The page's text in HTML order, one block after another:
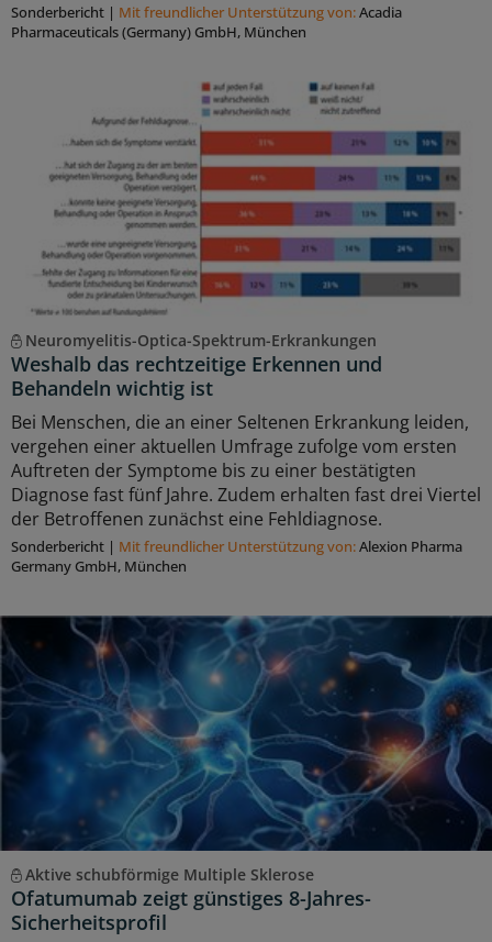
Sonderbericht | Mit freundlicher Unterstützung von:Acadia
Pharmaceuticals (Germany) GmbH, München
Neuromyelitis-Optica-Spektrum-Erkrankungen
Weshalb das rechtzeitige Erkennen und
Behandeln wichtig ist
Bei Menschen, die an einer Seltenen Erkrankung leiden,
vergehen einer aktuellen Umfrage zufolge vom ersten
Auftreten der Symptome bis zu einer bestätigten
Diagnose fast fünf Jahre. Zudem erhalten fast drei Viertel
der Betroffenen zunächst eine Fehldiagnose.
Sonderbericht | Mit freundlicher Unterstützung von:Alexion Pharma
Germany GmbH, München
Aktive schubförmige Multiple Sklerose
Ofatumumab zeigt günstiges 8-Jahres-
Sicherheitsprofil